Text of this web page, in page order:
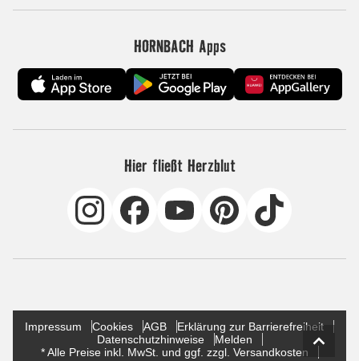
HORNBACH Apps
Hier fließt Herzblut
Impressum Cookies AGB
Erklärung zur Barrierefreiheit
Datenschutzhinweise
Melden
* Alle Preise inkl. MwSt. und ggf. zzgl. Versandkosten